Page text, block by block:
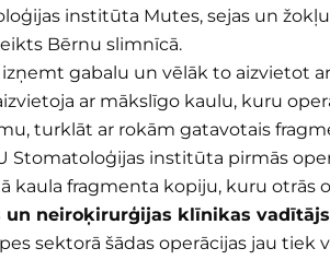
institūta Mutes, sejas un
Bērnu slimnīcā.
gabalu un vēlāk to aizvietot
ar mākslīgo kaulu, kuru
turklāt ar rokām gatavotais
Stomatoloģijas institūta pirmās
fragmenta kopiju, kuru otrās
un neiroķirurģijas klīnikas
sektorā šādas operācijas jau tiek